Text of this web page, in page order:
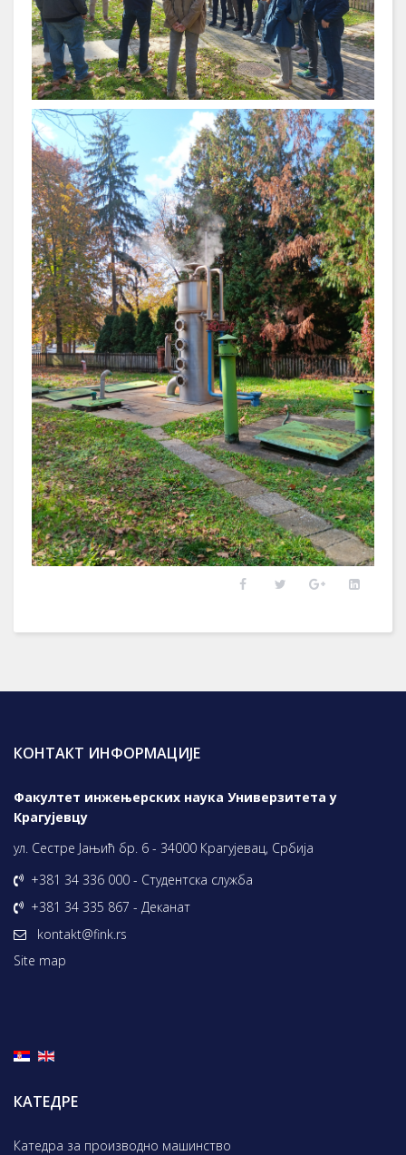
КОНТАКТ ИНФОРМАЦИЈЕ
Факултет инжењерских наука Универзитета у
Крагујевцу
ул. Сестре Јањић бр. 6 - 34000 Крагујевац, Србија
+381 34 336 000 - Студентска служба
+381 34 335 867 - Деканат
kontakt@fink.rs
Site map
КАТЕДРЕ
Катедра за производно машинство